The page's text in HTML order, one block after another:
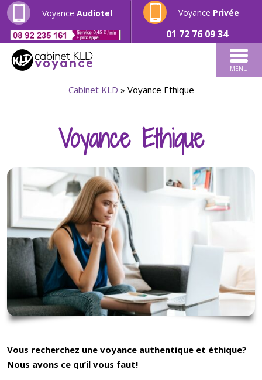
Voyance Audiotel Voyance Privée
01 72 76 09 34
MENU
Cabinet KLD » Voyance Ethique
Voyance Ethique
Vous recherchez une voyance authentique et éthique?
Nous avons ce qu’il vous faut!